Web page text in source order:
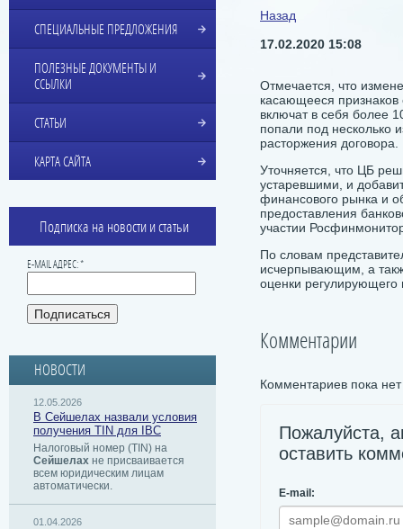
Назад
17.02.2020 15:08
Отмечается, что
касающееся
включат в себя более
попали под несколько
расторжения договора.
Уточняется, что ЦБ
устаревшими, и
финансового рынка и
предоставления
участии
По словам
исчерпывающим, а
оценки регулирующего
Комментарии
Комментариев пока нет
Пожалуйста,
оставить
E-mail:
СПЕЦИАЛЬНЫЕ ПРЕДЛОЖЕНИЯ
ПОЛЕЗНЫЕ ДОКУМЕНТЫ И
ССЫЛКИ
СТАТЬИ
КАРТА САЙТА
Подписка на новости и статьи
E-MAIL АДРЕС: *
НОВОСТИ
12.05.2026
В Сейшелах назвали условия
получения TIN для IBC
Налоговый номер (TIN) на
Сейшелах не присваивается
всем юридическим лицам
автоматически.
01.04.2026